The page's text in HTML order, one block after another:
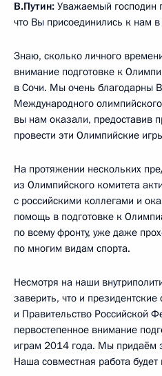
В.Путин: Уважаемый господин
что Вы присоединились к нам в
Знаю, сколько личного
внимание подготовке к
в Сочи. Мы очень благодарны
Международного
вы нам оказали, предоставив
провести эти Олимпийские
На протяжении нескольких
из Олимпийского комитета
с российскими коллегами и
помощь в подготовке к
по всему фронту, уже даже
по многим видам спорта.
Несмотря на наши
заверить, что и президентские
и Правительство Российской
первостепенное внимание
играм 2014 года. Мы придаём
Наша совместная работа